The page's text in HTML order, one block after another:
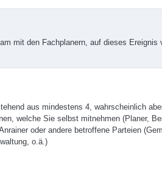
mit den Fachplanern, auf dieses
aus mindestens 4, wahrscheinlich
welche Sie selbst mitnehmen (Planer,
oder andere betroffene Parteien
o.ä.)